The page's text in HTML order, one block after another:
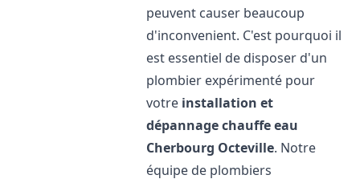
peuvent causer beaucoup
d'inconvenient. C'est pourquoi il
est essentiel de disposer d'un
plombier expérimenté pour
votre installation et
dépannage chauffe eau
Cherbourg Octeville. Notre
équipe de plombiers